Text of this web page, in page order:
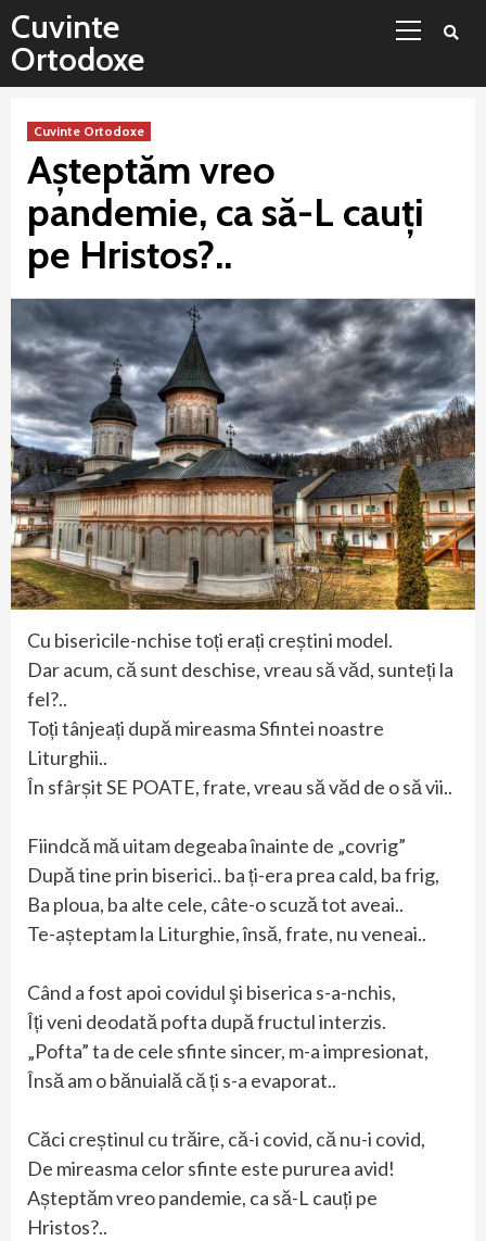
Sari
conținut
Cuvinte
Ortodoxe
Cuvinte Ortodoxe
Așteptăm vreo
pandemie, ca să-L cauți
pe Hristos?..
Cu bisericile-nchise toți erați creștini model.
Dar acum, că sunt deschise, vreau să văd, sunteți la
fel?..
Toți tânjeați după mireasma Sfintei noastre
Liturghii..
În sfârșit SE POATE, frate, vreau să văd de o să vii..
Fiindcă mă uitam degeaba înainte de „covrig”
După tine prin biserici.. ba ți-era prea cald, ba frig,
Ba ploua, ba alte cele, câte-o scuză tot aveai..
Te-așteptam la Liturghie, însă, frate, nu veneai..
Când a fost apoi covidul şi biserica s-a-nchis,
Îți veni deodată pofta după fructul interzis.
„Pofta” ta de cele sfinte sincer, m-a impresionat,
Însă am o bănuială că ți s-a evaporat..
Căci creștinul cu trăire, că-i covid, că nu-i covid,
De mireasma celor sfinte este pururea avid!
Așteptăm vreo pandemie, ca să-L cauți pe
Hristos?..